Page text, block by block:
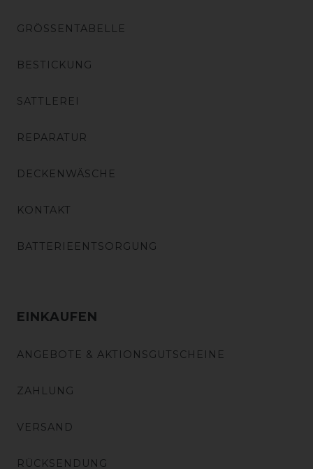
GRÖSSENTABELLE
BESTICKUNG
SATTLEREI
REPARATUR
DECKENWÄSCHE
KONTAKT
BATTERIEENTSORGUNG
EINKAUFEN
ANGEBOTE & AKTIONSGUTSCHEINE
ZAHLUNG
VERSAND
RÜCKSENDUNG